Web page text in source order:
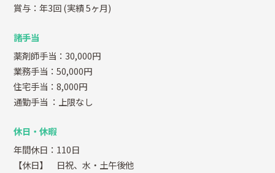
賞与：年3回(実績 5ヶ月)
諸手当
薬剤師手当：30,000円
業務手当：50,000円
住宅手当：8,000円
通勤手当 ：上限なし
休日・休暇
年間休日：110日
【休日】 日祝、水・土午後他